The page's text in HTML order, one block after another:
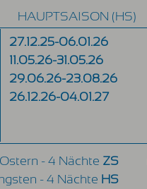
HAUPTSAISON (HS)
27.12.25-06.01.26
11.05.26-31.05.26
29.06.26-23.08.26
26.12.26-04.01.27
Ostern - 4 Nächte ZS
- 4 Nächte HS